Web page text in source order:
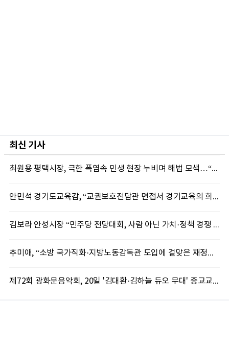
최신 기사
최원용 평택시장, 극한 폭염속 민생 현장 누비며 해법 모색…“현장에 답 있다”
안민석 경기도교육감, “교권보호전담관 면접서 경기교육의 희망 봤다”
김보라 안성시장 “민주당 전당대회, 사람 아닌 가치·정책 경쟁 돼야”
추미애, “소방 국가직화·지방노동감독관 도입에 걸맞은 재정체계 완성해야”
제72회 광화문음악회, 20일 '김대환·김하늘 듀오 무대' 종교교회서 무료 개최